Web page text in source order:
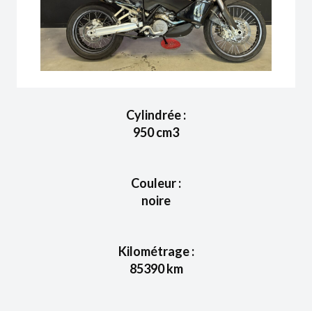
Cylindrée :
950cm3
Couleur :
noire
Kilométrage :
85390km